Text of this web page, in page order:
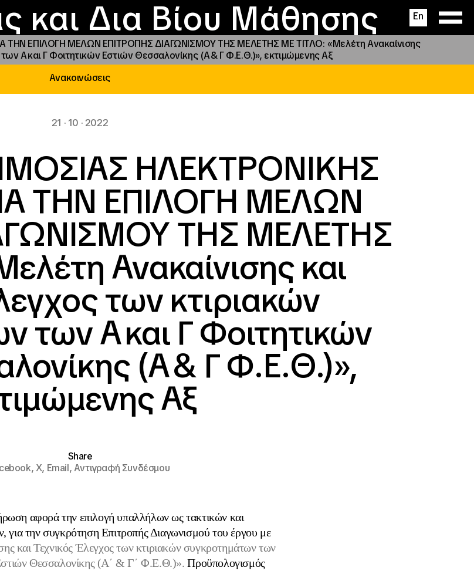
και Δια Βίου Μάθησης En
ΙΝΕΔΙΒΙΜ
και δράσεις
Εστίες
αιγίδας
Νέα
ΕΠΙΛΟΓΗ ΜΕΛΩΝ ΕΠΙΤΡΟΠΗΣ ΔΙΑΓΩΝΙΣΜΟΥ ΤΗΣ ΜΕΛΕΤΗΣ ΜΕ ΤΙΤΛΟ: «Μελέτη Ανακαίνισης
Α΄ και Γ΄ Φοιτητικών Εστιών Θεσσαλονίκης (Α΄ & Γ΄ Φ.Ε.Θ.)», εκτιμώμενης Αξ
Ανακοινώσεις
21 · 10 · 2022
ΗΛΕΚΤΡΟΝΙΚΗΣ
ΤΗΝ ΕΠΙΛΟΓΗ ΜΕΛΩΝ
ΤΗΣ ΜΕΛΕΤΗΣ
Ανακαίνισης και
των κτιριακών
Α΄ και Γ΄ Φοιτητικών
(Α΄ & Γ΄ Φ.Ε.Θ.)»,
Αξ
Share
X, Email,Αντιγραφή Συνδέσμου
αφορά την επιλογή υπαλλήλων ως τακτικών και
την συγκρότηση Επιτροπής Διαγωνισμού του έργου με
και Τεχνικός Έλεγχος των κτιριακών συγκροτημάτων των
Θεσσαλονίκης (Α΄ & Γ΄ Φ.Ε.Θ.)». Προϋπολογισμός